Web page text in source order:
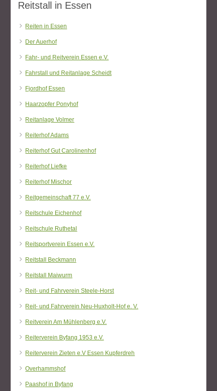
Reitstall in Essen
Reiten in Essen
Der Auerhof
Fahr- und Reitverein Essen e.V.
Fahrstall und Reitanlage Scheidt
Fjordhof Essen
Haarzopfer Ponyhof
Reitanlage Volmer
Reiterhof Adams
Reiterhof Gut Carolinenhof
Reiterhof Liefke
Reiterhof Mischor
Reitgemeinschaft 77 e.V.
Reitschule Eichenhof
Reitschule Ruthetal
Reitsportverein Essen e.V.
Reitstall Beckmann
Reitstall Maiwurm
Reit- und Fahrverein Steele-Horst
Reit- und Fahrverein Neu-Huxholt-Hof e. V.
Reitverein Am Mühlenberg e.V.
Reiterverein Byfang 1953 e.V.
Reiterverein Zieten e.V Essen Kupferdreh
Overhammshof
Paashof in Byfang